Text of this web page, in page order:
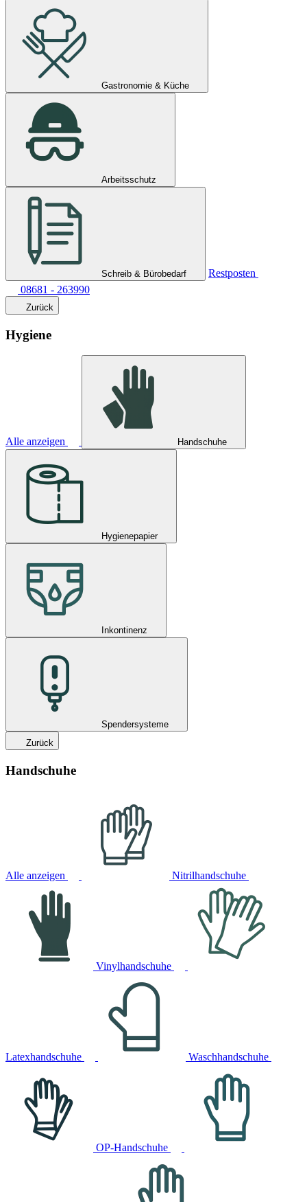
Gastronomie & Küche
Arbeitsschutz
Schreib & Bürobedarf
Restposten
08681 - 263990
Zurück
Hygiene
Alle anzeigen Handschuhe
Hygienepapier
Inkontinenz
Spendersysteme
Zurück
Handschuhe
Alle anzeigen Nitrilhandschuhe
Vinylhandschuhe
Latexhandschuhe Waschhandschuhe
OP-Handschuhe